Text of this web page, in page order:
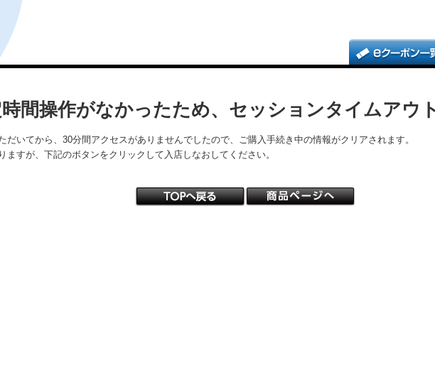
間操作がなかったため、セッションタイムアウ
だいてから、30分間アクセスがありませんでしたので、ご購入手続き中の情報がクリアされます。
ますが、下記のボタンをクリックして入店しなおしてください。